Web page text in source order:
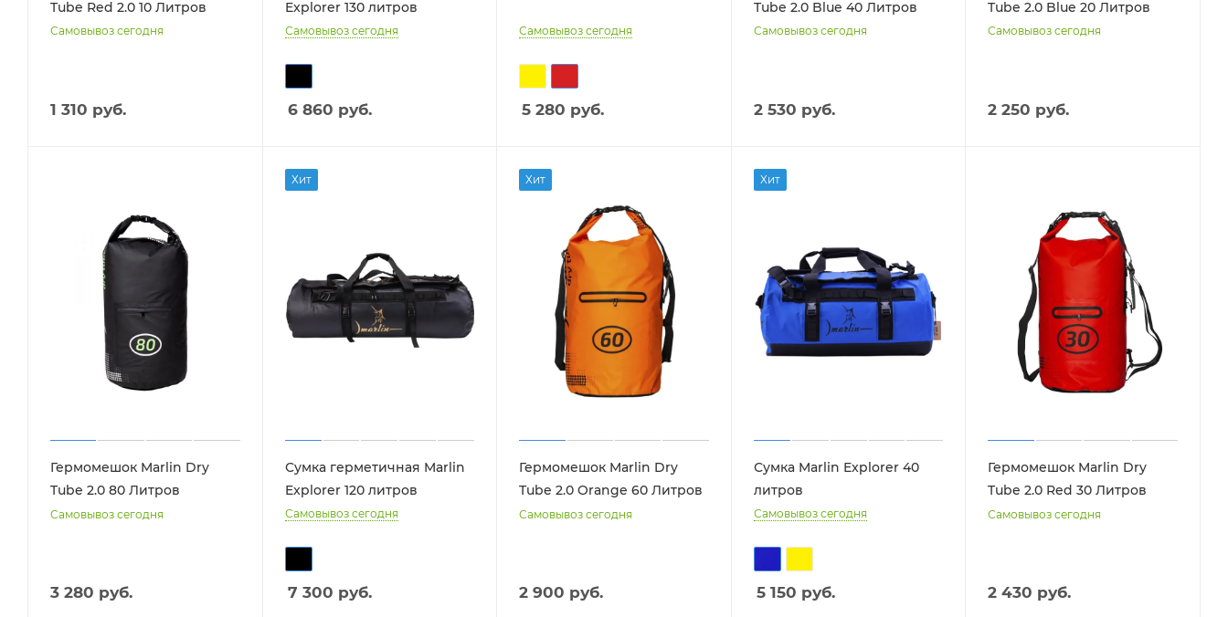
Tube Red 2.0 10 Литров
Самовывоз сегодня
1 310 руб.
Explorer 130 литров
Самовывоз сегодня
6 860 руб.
Самовывоз сегодня
5 280 руб.
Tube 2.0 Blue 40 Литров
Самовывоз сегодня
2 530 руб.
Tube 2.0 Blue 20 Литров
Самовывоз сегодня
2 250 руб.
Гермомешок Marlin Dry
Tube 2.0 80 Литров
Самовывоз сегодня
3 280 руб.
Хит
Сумка герметичная Marlin
Explorer 120 литров
Самовывоз сегодня
7 300 руб.
Хит
Гермомешок Marlin Dry
Tube 2.0 Orange 60 Литров
Самовывоз сегодня
2 900 руб.
Хит
Сумка Marlin Explorer 40
литров
Самовывоз сегодня
5 150 руб.
Гермомешок Marlin Dry
Tube 2.0 Red 30 Литров
Самовывоз сегодня
2 430 руб.